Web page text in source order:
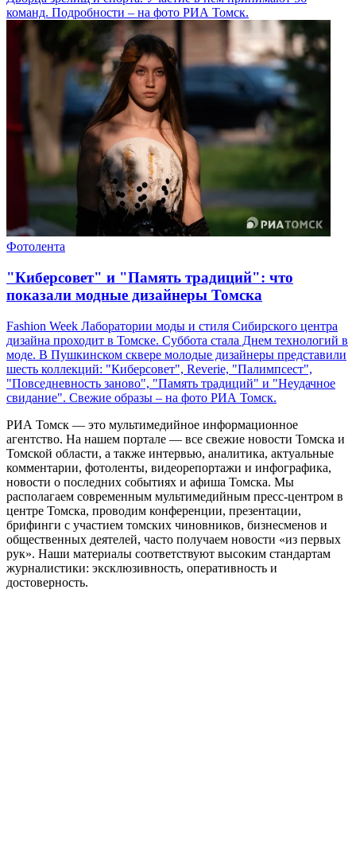
команд. Подробности – на фото РИА Томск.
Фотолента
"Киберсовет" и "Память традиций": что
показали модные дизайнеры Томска
Fashion Week Лаборатории моды и стиля Сибирского центра
дизайна проходит в Томске. Суббота стала Днем технологий в
моде. В Пушкинском сквере молодые дизайнеры представили
шесть коллекций: "Киберсовет", Reverie, "Палимпсест",
"Повседневность заново", "Память традиций" и "Неудачное
свидание". Свежие образы – на фото РИА Томск.
РИА Томск — это мультимедийное информационное
агентство. На нашем портале — все свежие новости Томска и
Томской области, а также интервью, аналитика, актуальные
комментарии, фотоленты, видеорепортажи и инфографика,
новости о последних событиях и афиша Томска. Мы
располагаем современным мультимедийным пресс-центром в
центре Томска, проводим конференции, презентации,
брифинги с участием томских чиновников, бизнесменов и
общественных деятелей, часто получаем новости «из первых
рук». Наши материалы соответствуют высоким стандартам
журналистики: эксклюзивность, оперативность и
достоверность.